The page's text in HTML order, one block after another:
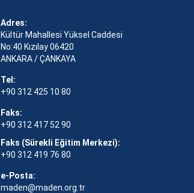
Adres:
Kültür Mahallesi Yüksel Caddesi
No:40 Kızılay 06420
ANKARA / ÇANKAYA
Tel:
+90 312 425 10 80
Faks:
+90 312 417 52 90
Faks (Sürekli Eğitim Merkezi):
+90 312 419 76 80
e-Posta:
maden@maden.org.tr